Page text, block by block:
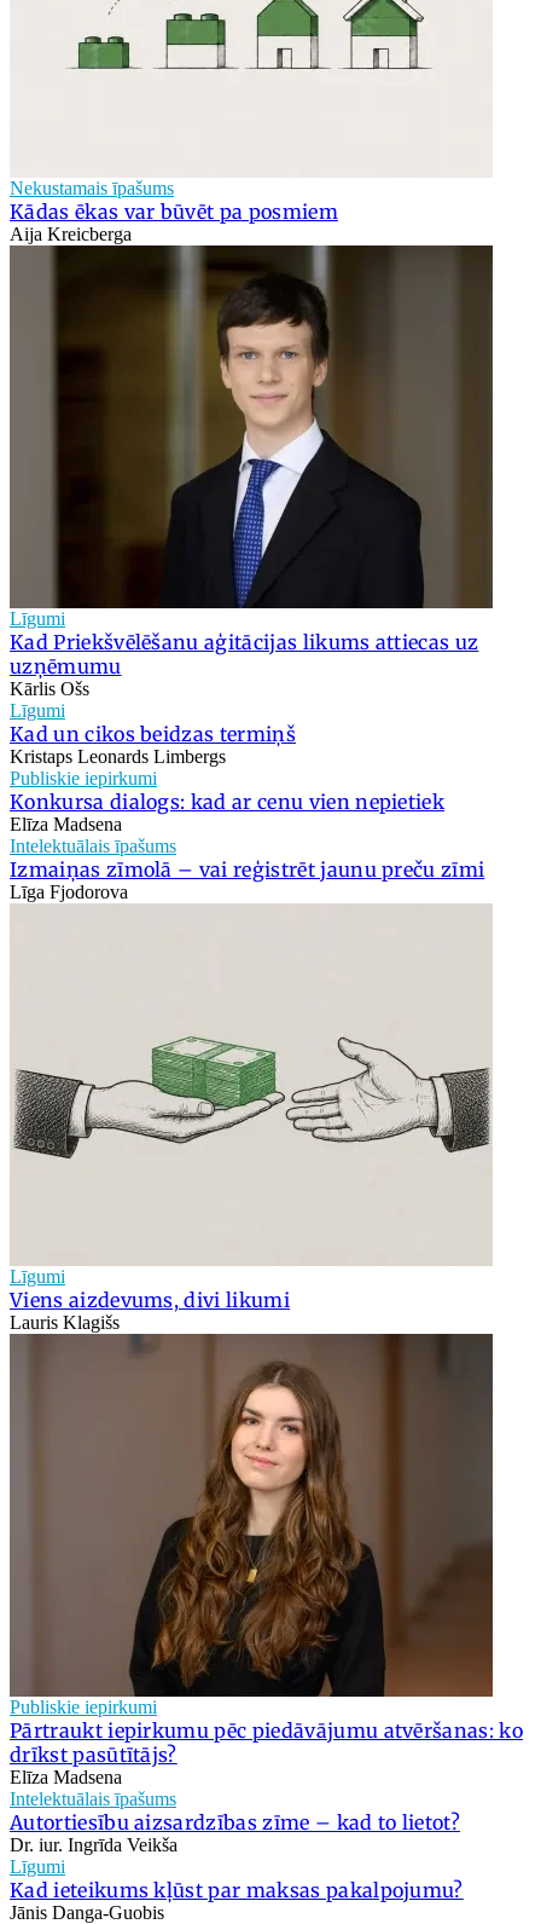
Nekustamais īpašums
Kādas ēkas var būvēt pa posmiem
Aija Kreicberga
Līgumi
Kad Priekšvēlēšanu aģitācijas likums attiecas uz
uzņēmumu
Kārlis Ošs
Līgumi
Kad un cikos beidzas termiņš
Kristaps Leonards Limbergs
Publiskie iepirkumi
Konkursa dialogs: kad ar cenu vien nepietiek
Elīza Madsena
Intelektuālais īpašums
Izmaiņas zīmolā – vai reģistrēt jaunu preču zīmi
Līga Fjodorova
Līgumi
Viens aizdevums, divi likumi
Lauris Klagišs
Publiskie iepirkumi
Pārtraukt iepirkumu pēc piedāvājumu atvēršanas: ko
drīkst pasūtītājs?
Elīza Madsena
Intelektuālais īpašums
Autortiesību aizsardzības zīme – kad to lietot?
Dr. iur. Ingrīda Veikša
Līgumi
Kad ieteikums kļūst par maksas pakalpojumu?
Jānis Danga-Guobis